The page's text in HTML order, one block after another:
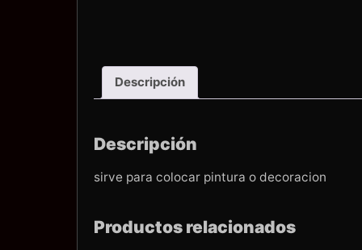
Descripción
Descripción
sirve para colocar pintura o decoracion
Productos relacionados